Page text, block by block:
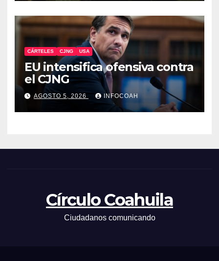
CÁRTELES CJNG USA
EU intensifica ofensiva contra
el CJNG
AGOSTO 5, 2026 INFOCOAH
Círculo Coahuila
Ciudadanos comunicando